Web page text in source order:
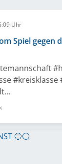
Uhr
Spiel gegen
#kreisklasse